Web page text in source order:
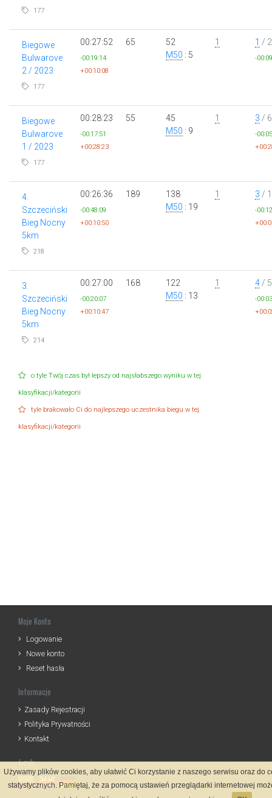
177
Biegowe
Bulwarove
2 / 2023
177
00:27:52
-00:19:14
+00:10:08
65
52
M50 : 5
1 1 / 2
-
Biegowe
Bulwarove
1 / 2023
177
00:28:23
-00:17:51
+00:28:23
55
45
M50 : 9
1 3 / 6
-
4.
Szczeciński
Bieg Nocny
5km
218
00:26:36
-00:48:09
+00:10:50
189
138
M50 : 19
1 3 /
-
3.
Szczeciński
Bieg Nocny
5km
214
00:27:00
-00:20:07
+00:10:47
168
122
M50 : 13
1 4 / 5
-
o tyle Twój czas był lepszy od najsłabszego wyniku w tej
klasyfikacji/kategorii
tyle brakowało Ci do najlepszego uczestnika biegu w tej
klasyfikacji/kategorii
Moje Konto
Logowanie
Nowe konto
Reset hasła
Informacje
Zasady Rejestracji
Polityka Prywatności
Kontakt
Język
Używamy plików cookies, aby ułatwić Ci korzystanie z naszego serwisu oraz do
statystycznych. Pamiętaj, że za pomocą ustawień przeglądarki internetowej